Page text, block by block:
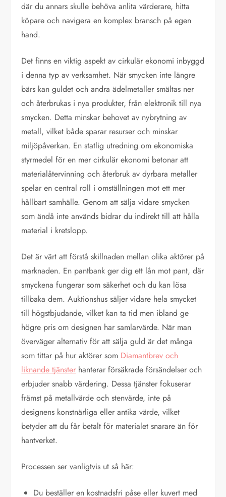
där du annars skulle behöva anlita värderare, hitta
köpare och navigera en komplex bransch på egen
hand.
Det finns en viktig aspekt av cirkulär ekonomi inbyggd
i denna typ av verksamhet. När smycken inte längre
bärs kan guldet och andra ädelmetaller smältas ner
och återbrukas i nya produkter, från elektronik till nya
smycken. Detta minskar behovet av nybrytning av
metall, vilket både sparar resurser och minskar
miljöpåverkan. En statlig utredning om ekonomiska
styrmedel för en mer cirkulär ekonomi betonar att
materialåtervinning och återbruk av dyrbara metaller
spelar en central roll i omställningen mot ett mer
hållbart samhälle. Genom att sälja vidare smycken
som ändå inte används bidrar du indirekt till att hålla
material i kretslopp.
Det är värt att förstå skillnaden mellan olika aktörer på
marknaden. En pantbank ger dig ett lån mot pant, där
smyckena fungerar som säkerhet och du kan lösa
tillbaka dem. Auktionshus säljer vidare hela smycket
till högstbjudande, vilket kan ta tid men ibland ge
högre pris om designen har samlarvärde. När man
överväger alternativ för att sälja guld är det många
som tittar på hur aktörer som Diamantbrev och
liknande tjänster hanterar försäkrade försändelser och
erbjuder snabb värdering. Dessa tjänster fokuserar
främst på metallvärde och stenvärde, inte på
designens konstnärliga eller antika värde, vilket
betyder att du får betalt för materialet snarare än för
hantverket.
Processen ser vanligtvis ut så här:
Du beställer en kostnadsfri påse eller kuvert med